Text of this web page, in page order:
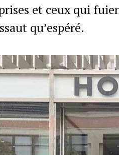
et ceux qui
qu’espéré.